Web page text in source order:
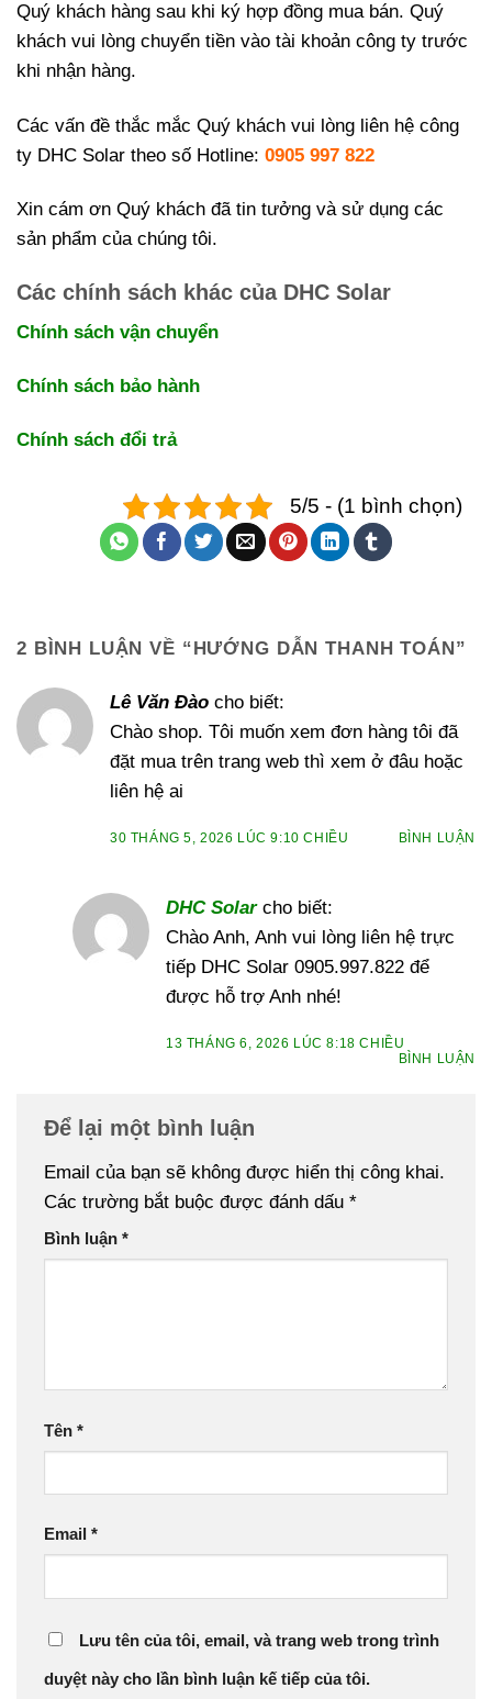
Quý khách hàng sau khi ký hợp đồng mua bán. Quý
khách vui lòng chuyển tiền vào tài khoản công ty trước
khi nhận hàng.
Các vấn đề thắc mắc Quý khách vui lòng liên hệ công
ty DHC Solar theo số Hotline: 0905 997 822
Xin cám ơn Quý khách đã tin tưởng và sử dụng các
sản phẩm của chúng tôi.
Các chính sách khác của DHC Solar
Chính sách vận chuyển
Chính sách bảo hành
Chính sách đổi trả
5/5 - (1 bình chọn)
2 BÌNH LUẬN VỀ “HƯỚNG DẪN THANH TOÁN”
Lê Văn Đào cho biết:
Chào shop. Tôi muốn xem đơn hàng tôi đã
đặt mua trên trang web thì xem ở đâu hoặc
liên hệ ai
30 THÁNG 5, 2026 LÚC 9:10 CHIỀU BÌNH LUẬN
DHC Solar cho biết:
Chào Anh, Anh vui lòng liên hệ trực
tiếp DHC Solar 0905.997.822 để
được hỗ trợ Anh nhé!
13 THÁNG 6, 2026 LÚC 8:18 CHIỀU
BÌNH LUẬN
Để lại một bình luận
Email của bạn sẽ không được hiển thị công khai.
Các trường bắt buộc được đánh dấu *
Bình luận *
Tên *
Email *
Lưu tên của tôi, email, và trang web trong trình
duyệt này cho lần bình luận kế tiếp của tôi.